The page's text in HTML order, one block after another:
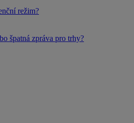
režim?
špatná zpráva pro trhy?